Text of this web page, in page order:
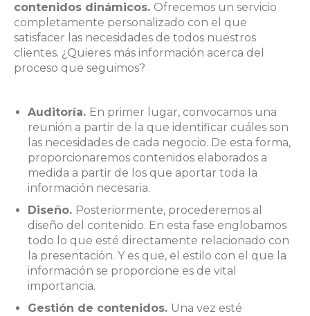
contenidos dinámicos. Ofrecemos un servicio
completamente personalizado con el que
satisfacer las necesidades de todos nuestros
clientes. ¿Quieres más información acerca del
proceso que seguimos?
Auditoría. En primer lugar, convocamos una
reunión a partir de la que identificar cuáles son
las necesidades de cada negocio. De esta forma,
proporcionaremos contenidos elaborados a
medida a partir de los que aportar toda la
información necesaria.
Diseño. Posteriormente, procederemos al
diseño del contenido. En esta fase englobamos
todo lo que esté directamente relacionado con
la presentación. Y es que, el estilo con el que la
información se proporcione es de vital
importancia.
Gestión de contenidos. Una vez esté